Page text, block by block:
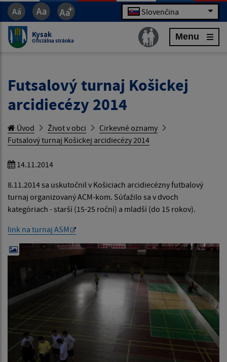
Slovenčina
Kysak
Oficiálna stránka Menu
Futsalový turnaj Košickej
arcidiecézy 2014
Úvod Život v obci
Cirkevné oznamy
Futsalový turnaj Košickej arcidiecézy 2014
14.11.2014
8.11.2014 sa uskutočnil v Košiciach arcidiecézny futbalový
turnaj organizovaný ACM-kom. Súťažilo sa v dvoch
kategóriach - starší (15-25 roční) a mladší (do 15 rokov).
link na turnaj ASM